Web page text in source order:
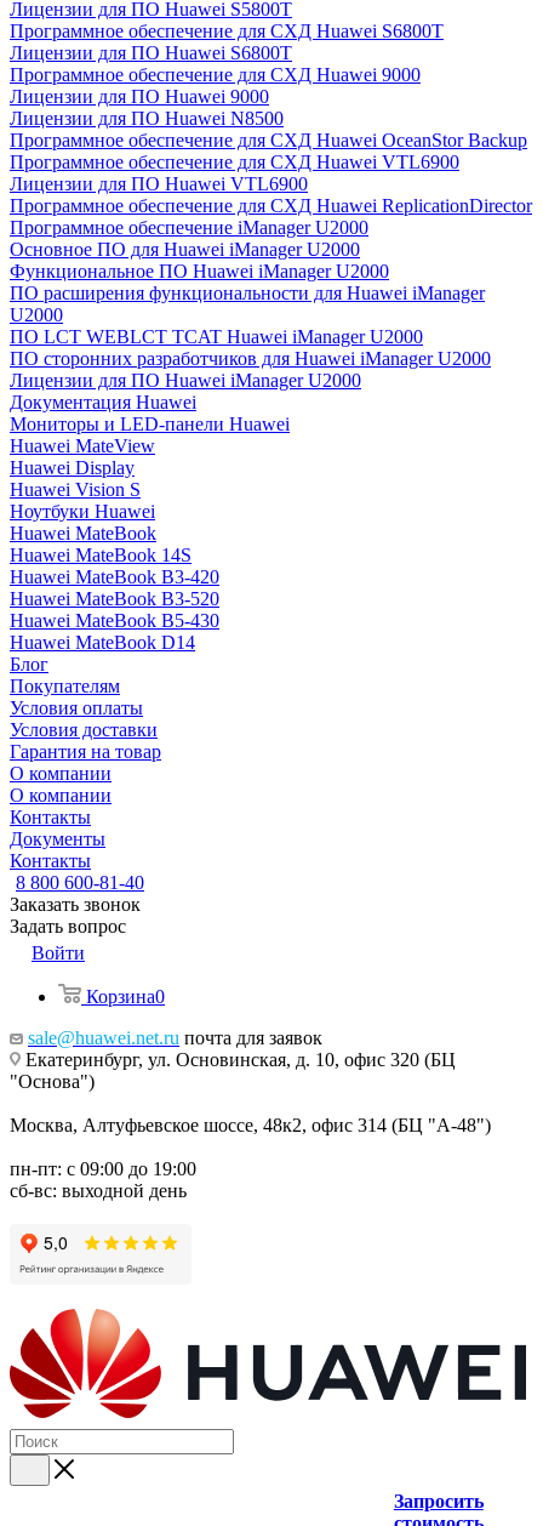
Лицензии для ПО Huawei S5800T
Программное обеспечение для СХД Huawei S6800T
Лицензии для ПО Huawei S6800T
Программное обеспечение для СХД Huawei 9000
Лицензии для ПО Huawei 9000
Лицензии для ПО Huawei N8500
Программное обеспечение для СХД Huawei OceanStor Backup
Программное обеспечение для СХД Huawei VTL6900
Лицензии для ПО Huawei VTL6900
Программное обеспечение для СХД Huawei ReplicationDirector
Программное обеспечение iManager U2000
Основное ПО для Huawei iManager U2000
Функциональное ПО Huawei iManager U2000
ПО расширения функциональности для Huawei iManager
U2000
ПО LCT WEBLCT TCAT Huawei iManager U2000
ПО сторонних разработчиков для Huawei iManager U2000
Лицензии для ПО Huawei iManager U2000
Документация Huawei
Мониторы и LED-панели Huawei
Huawei MateView
Huawei Display
Huawei Vision S
Ноутбуки Huawei
Huawei MateBook
Huawei MateBook 14S
Huawei MateBook B3-420
Huawei MateBook B3-520
Huawei MateBook B5-430
Huawei MateBook D14
Блог
Покупателям
Условия оплаты
Условия доставки
Гарантия на товар
О компании
О компании
Контакты
Документы
Контакты
8 800 600-81-40
Заказать звонок
Задать вопрос
Войти
Корзина0
sale@huawei.net.ru почта для заявок
Екатеринбург, ул. Основинская, д. 10, офис 320 (БЦ
"Основа")
Москва, Алтуфьевское шоссе, 48к2, офис 314 (БЦ "А-48")
пн-пт: с 09:00 до 19:00
сб-вс: выходной день
Запросить